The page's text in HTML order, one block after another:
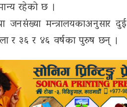
रहेको छ ।
जनसंख्या
र ३६ र ४६ वर्षका पुरुष छन् ।